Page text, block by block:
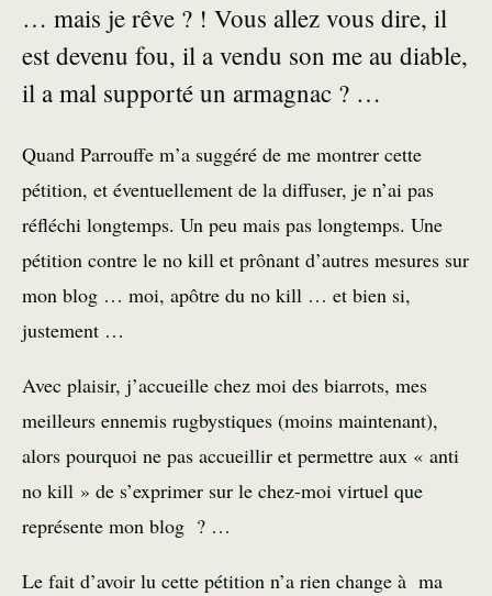
… mais je rêve ? ! Vous allez vous dire, il
est devenu fou, il a vendu son me au diable,
il a mal supporté un armagnac ? …
Quand Parrouffe m’a suggéré de me montrer cette
pétition, et éventuellement de la diffuser, je n’ai pas
réfléchi longtemps. Un peu mais pas longtemps. Une
pétition contre le no kill et prônant d’autres mesures sur
mon blog … moi, apôtre du no kill … et bien si,
justement …
Avec plaisir, j’accueille chez moi des biarrots, mes
meilleurs ennemis rugbystiques (moins maintenant),
alors pourquoi ne pas accueillir et permettre aux « anti
no kill » de s’exprimer sur le chez-moi virtuel que
représente mon blog ? …
Le fait d’avoir lu cette pétition n’a rien change à ma